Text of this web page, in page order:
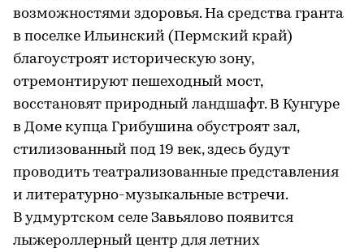
возможностями здоровья. На средства гранта
в поселке Ильинский (Пермский край)
благоустроят историческую зону,
отремонтируют пешеходный мост,
восстановят природный ландшафт. В Кунгуре
в Доме купца Грибушина обустроят зал,
стилизованный под 19 век, здесь будут
проводить театрализованные представления
и литературно-музыкальные встречи.
В удмуртском селе Завьялово появится
лыжероллерный центр для летних